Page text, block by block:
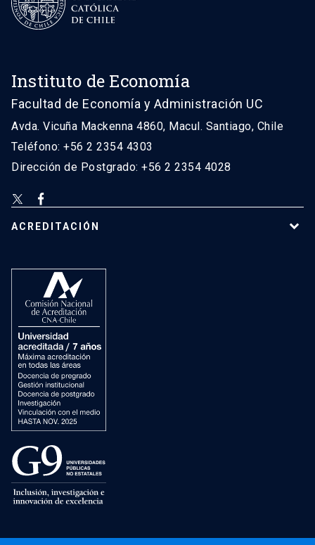
Instituto de Economía
Facultad de Economía y Administración UC
Avda. Vicuña Mackenna 4860, Macul. Santiago, Chile
Teléfono: +56 2 2354 4303
Dirección de Postgrado: +56 2 2354 4028
ACREDITACIÓN